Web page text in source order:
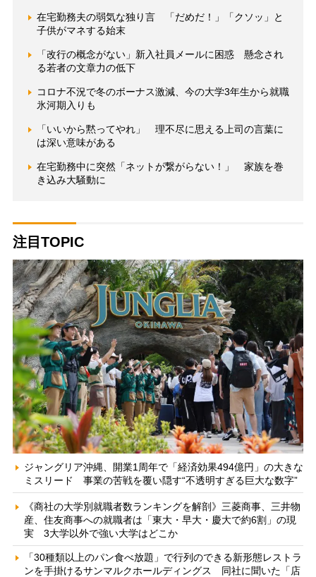
在宅勤務夫の弱気な独り言 「だめだ！」「クソッ」と
子供がマネする始末
「改行の概念がない」新入社員メールに困惑 懸念され
る若者の文章力の低下
コロナ不況で冬のボーナス激減、今の大学3年生から就職
氷河期入りも
「いいから黙ってやれ」 理不尽に思える上司の言葉に
は深い意味がある
在宅勤務中に突然「ネットが繋がらない！」 家族を巻
き込み大騒動に
注目TOPIC
ジャングリア沖縄、開業1周年で「経済効果494億円」の大きな
ミスリード 事業の苦戦を覆い隠す“不透明すぎる巨大な数字”
《商社の大学別就職者数ランキングを解剖》三菱商事、三井物
産、住友商事への就職者は「東大・早大・慶大で約6割」の現
実 3大学以外で強い大学はどこか
「30種類以上のパン食べ放題」で行列のできる新形態レストラ
ンを手掛けるサンマルクホールディングス 同社に聞いた「店